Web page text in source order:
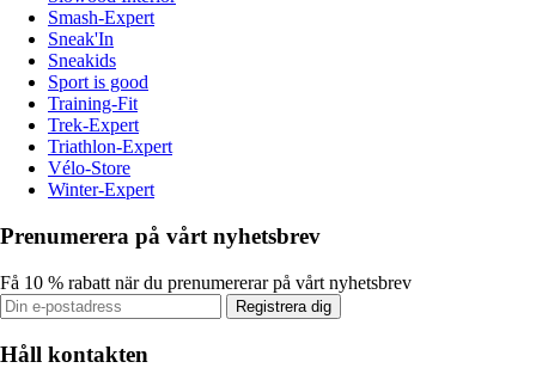
Smash-Expert
Sneak'In
Sneakids
Sport is good
Training-Fit
Trek-Expert
Triathlon-Expert
Vélo-Store
Winter-Expert
Prenumerera på vårt nyhetsbrev
Få 10 % rabatt när du prenumererar på vårt nyhetsbrev
Registrera dig
Håll kontakten